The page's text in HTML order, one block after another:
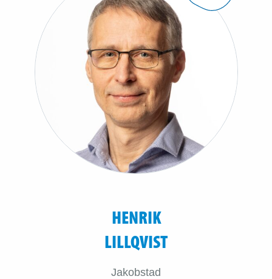
HENRIK
LILLQVIST
Jakobstad